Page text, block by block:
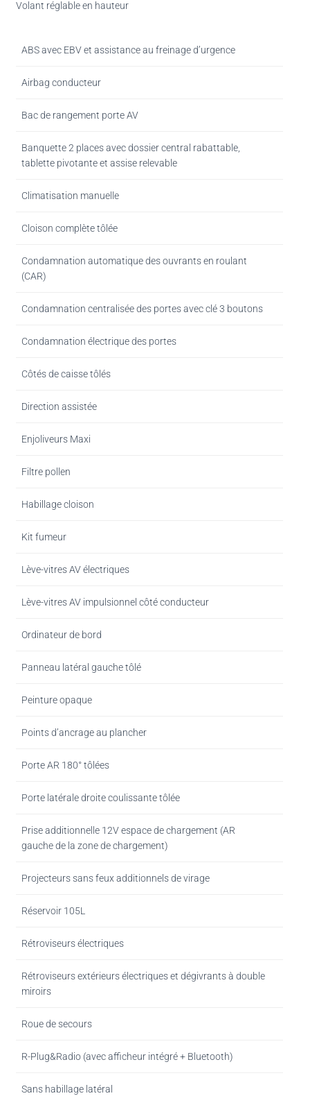
Volant réglable en hauteur
ABS avec EBV et assistance au freinage d’urgence
Airbag conducteur
Bac de rangement porte AV
Banquette 2 places avec dossier central rabattable,
tablette pivotante et assise relevable
Climatisation manuelle
Cloison complète tôlée
Condamnation automatique des ouvrants en roulant
(CAR)
Condamnation centralisée des portes avec clé 3 boutons
Condamnation électrique des portes
Côtés de caisse tôlés
Direction assistée
Enjoliveurs Maxi
Filtre pollen
Habillage cloison
Kit fumeur
Lève-vitres AV électriques
Lève-vitres AV impulsionnel côté conducteur
Ordinateur de bord
Panneau latéral gauche tôlé
Peinture opaque
Points d’ancrage au plancher
Porte AR 180° tôlées
Porte latérale droite coulissante tôlée
Prise additionnelle 12V espace de chargement (AR
gauche de la zone de chargement)
Projecteurs sans feux additionnels de virage
Réservoir 105L
Rétroviseurs électriques
Rétroviseurs extérieurs électriques et dégivrants à double
miroirs
Roue de secours
R-Plug&Radio (avec afficheur intégré + Bluetooth)
Sans habillage latéral